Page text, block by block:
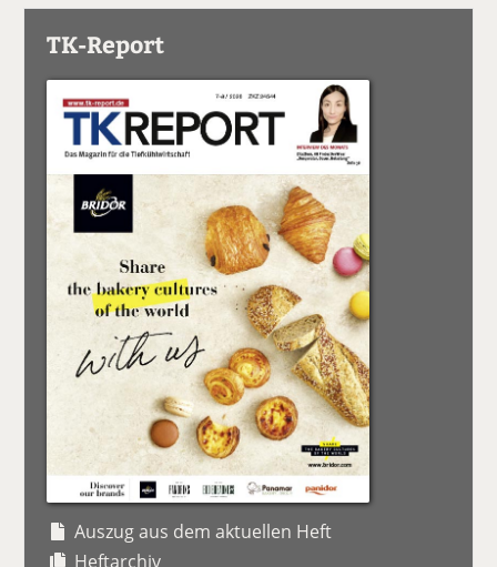
TK-Report
Auszug aus dem aktuellen Heft
Heftarchiv